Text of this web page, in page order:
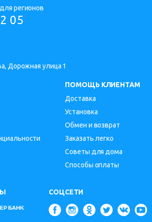
регионов
05
Дорожная улица 1
ПОМОЩЬ КЛИЕНТАМ
Доставка
Установка
Обмен и возврат
Заказать легко
Советы для дома
Способы оплаты
СОЦСЕТИ